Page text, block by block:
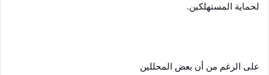
لحماية المستهلكين.
على الرغم من أن بعض المحللين